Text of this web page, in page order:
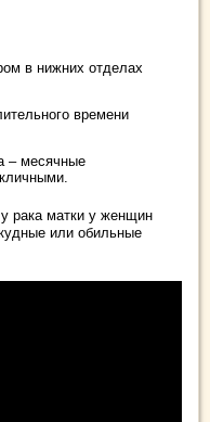
в нижних отделах
времени
– месячные
рака матки у женщин
или обильные